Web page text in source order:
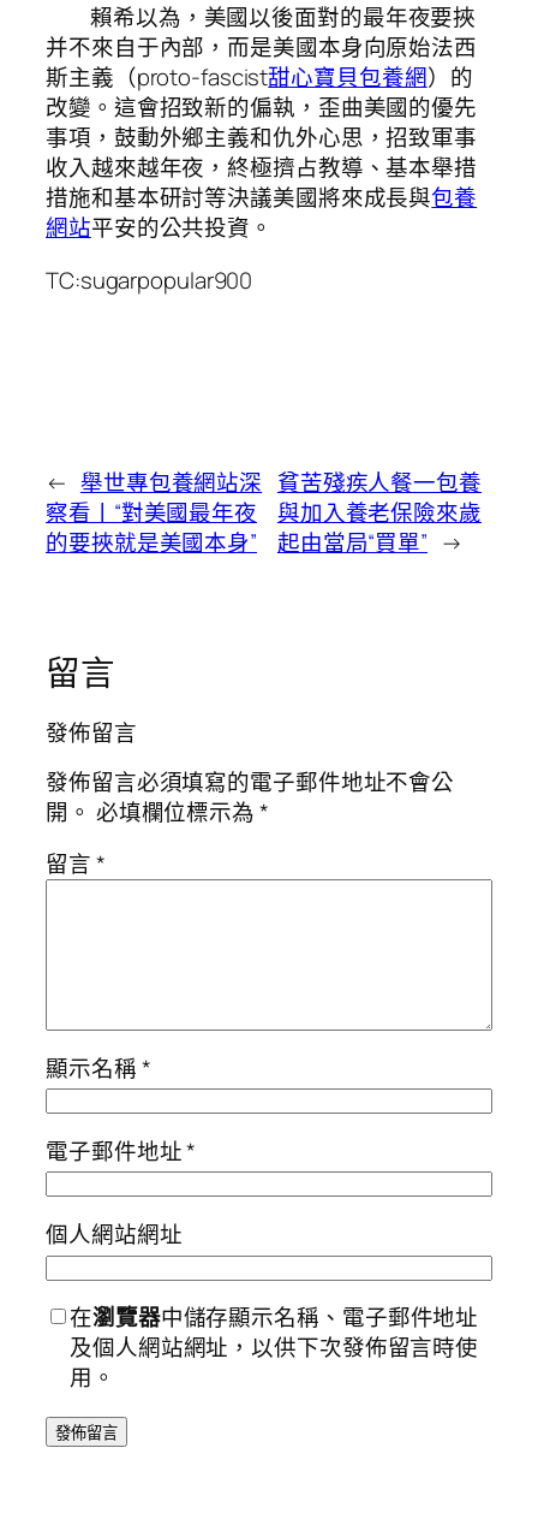
賴希以為，美國以後面對的最年夜要挾
并不來自于內部，而是美國本身向原始法西
斯主義（proto-fascist甜心寶貝包養網）的
改變。這會招致新的偏執，歪曲美國的優先
事項，鼓動外鄉主義和仇外心思，招致軍事
收入越來越年夜，終極擠占教導、基本舉措
措施和基本研討等決議美國將來成長與包養
網站平安的公共投資。
TC:sugarpopular900
← 舉世專包養網站深
察看丨“對美國最年夜
的要挾就是美國本身”
貧苦殘疾人餐一包養
與加入養老保險來歲
起由當局“買單” →
留言
發佈留言
發佈留言必須填寫的電子郵件地址不會公
開。 必填欄位標示為*
留言*
顯示名稱*
電子郵件地址*
個人網站網址
在瀏覽器中儲存顯示名稱、電子郵件地址
及個人網站網址，以供下次發佈留言時使
用。